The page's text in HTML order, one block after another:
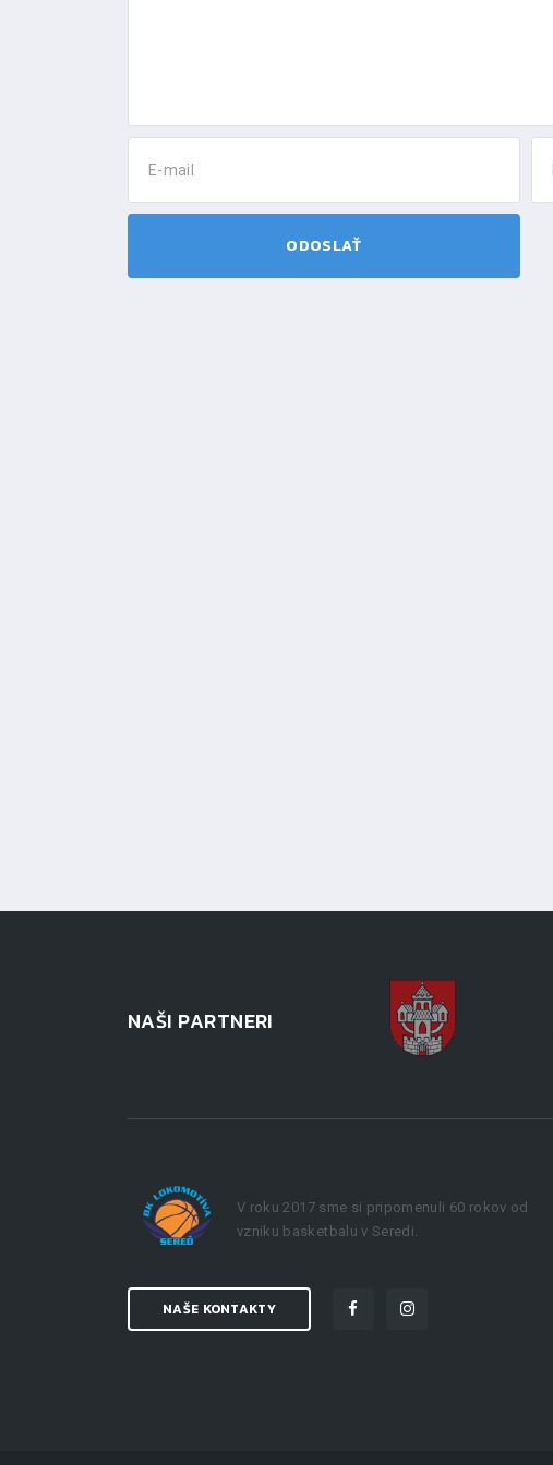
E-mail
ODOSLAŤ
NAŠI PARTNERI
V roku 2017 sme si pripomenuli 60 rokov od
vzniku basketbalu v Seredi.
NAŠE KONTAKTY